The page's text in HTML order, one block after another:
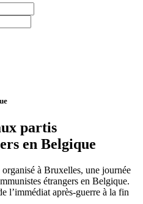
partis
en Belgique
à Bruxelles, une journée
étrangers en Belgique.
l’immédiat après-guerre à la fin